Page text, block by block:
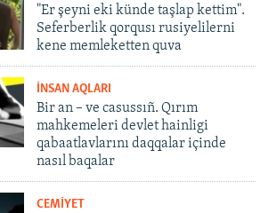
"Er şeyni eki künde taşlap kettim".
Seferberlik qorqusı rusiyelilerni
kene memleketten quva
İNSAN AQLARI
Bir an – ve casussıñ. Qırım
mahkemeleri devlet hainligi
qabaatlavlarını daqqalar içinde
nasıl baqalar
CEMİYET